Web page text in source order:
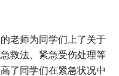
老师为同学们上了关于
救法、紧急受伤处理等
了同学们在紧急状况中